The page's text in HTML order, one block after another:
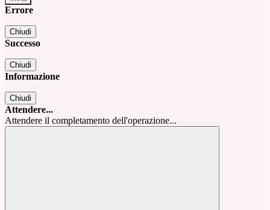
Errore
Chiudi
Successo
Chiudi
Informazione
Chiudi
Attendere...
Attendere il completamento dell'operazione...